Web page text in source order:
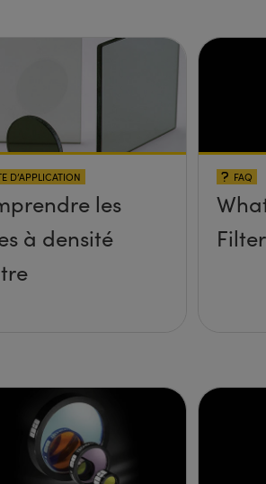
D’APPLICATION
les
à densité
FAQ